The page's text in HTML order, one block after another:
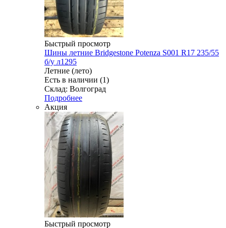
Быстрый просмотр
Шины летние Bridgestone Potenza S001 R17 235/55
б/у л1295
Летние (лето)
Есть в наличии (1)
Склад: Волгоград
Подробнее
Акция
Быстрый просмотр